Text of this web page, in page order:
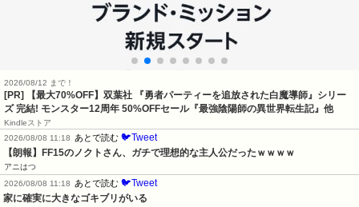
2026/08/12 まで！
[PR] 【最大70%OFF】双葉社 『勇者パーティーを追放された白魔導師』シリー
ズ 完結! モンスター12周年 50%OFFセール『最強陰陽師の異世界転生記』他
Kindleストア
2026/08/08 11:18
あとで読む 🐦Tweet
【朗報】FF15のノクトさん、ガチで理想的な主人公だったｗｗｗｗ
アニはつ
2026/08/08 11:18
あとで読む 🐦Tweet
家に確実に大きなゴキブリがいる